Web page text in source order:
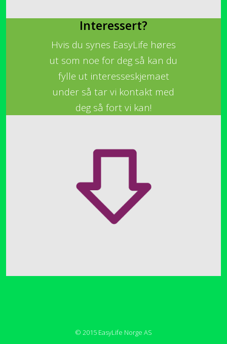
Interessert?
Hvis du synes EasyLife høres
ut som noe for deg så kan du
fylle ut interesseskjemaet
under så tar vi kontakt med
deg så fort vi kan!
© 2015 EasyLife Norge AS